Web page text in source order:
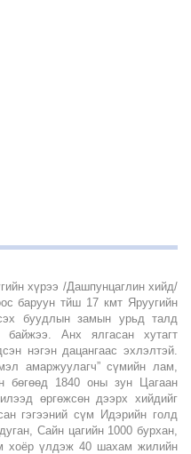
хүрээ /Дашпунцаглин хийд/
баруун тйш 17 кмт Яруугийн
буудлын замын урьд талд
байжээ. Анх ялгасан хутагт
нэгэн дацангаас эхлэлтэй.
амаржуулагч” сүмийн лам,
бөгөөд 1840 оны зун Цагаан
өргөжсөн дээрх хийдийг
гэгээний сүм Идэрийн голд
Сайн цагийн 1000 бурхан,
хоёр үлдэж 40 шахам жилийн